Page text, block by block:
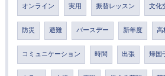
オンライン 実用 振替レッスン 文化
防災 避難 バースデー 新年度 高
コミュニケーション 時間 出張 帰国